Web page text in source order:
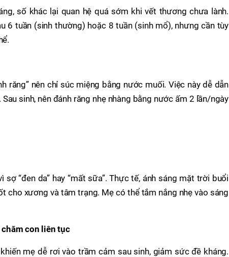
số khác lại quan hệ quá sớm khi vết thương chưa lành.
6 tuần (sinh thường) hoặc 8 tuần (sinh mổ), nhưng cần tùy
răng” nên chỉ súc miệng bằng nước muối. Việc này dễ dẫn
sinh, nên đánh răng nhẹ nhàng bằng nước ấm 2 lần/ngày
“đen da” hay “mất sữa”. Thực tế, ánh sáng mặt trời buổi
cho xương và tâm trạng. Mẹ có thể tắm nắng nhẹ vào sáng
con liên tục
mẹ dễ rơi vào trầm cảm sau sinh, giảm sức đề kháng.